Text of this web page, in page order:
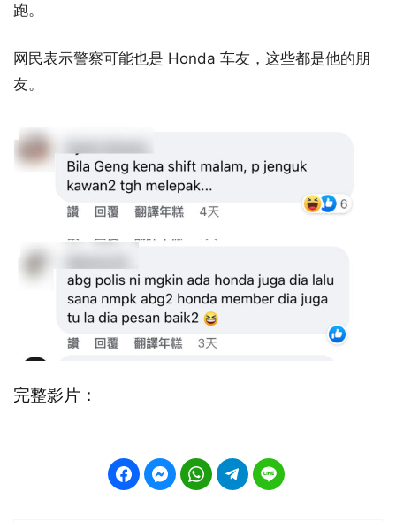
跑。
网民表示警察可能也是 Honda 车友，这些都是他的朋
友。
完整影片：